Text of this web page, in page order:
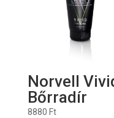
Norvell
Bőrradír
8880 Ft